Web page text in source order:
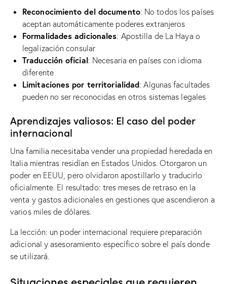
Reconocimiento del documento: No todos los países
aceptan automáticamente poderes extranjeros
Formalidades adicionales: Apostilla de La Haya o
legalización consular
Traducción oficial: Necesaria en países con idioma
diferente
Limitaciones por territorialidad: Algunas facultades
pueden no ser reconocidas en otros sistemas legales
Aprendizajes valiosos: El caso del poder
internacional
Una familia necesitaba vender una propiedad heredada en
Italia mientras residían en Estados Unidos. Otorgaron un
poder en EEUU, pero olvidaron apostillarlo y traducirlo
oficialmente. El resultado: tres meses de retraso en la
venta y gastos adicionales en gestiones que ascendieron a
varios miles de dólares.
La lección: un poder internacional requiere preparación
adicional y asesoramiento específico sobre el país donde
se utilizará.